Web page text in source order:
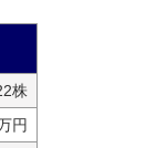
株
円